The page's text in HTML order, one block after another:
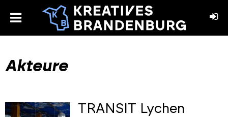
toggle
Akteure
TRANSIT Lychen